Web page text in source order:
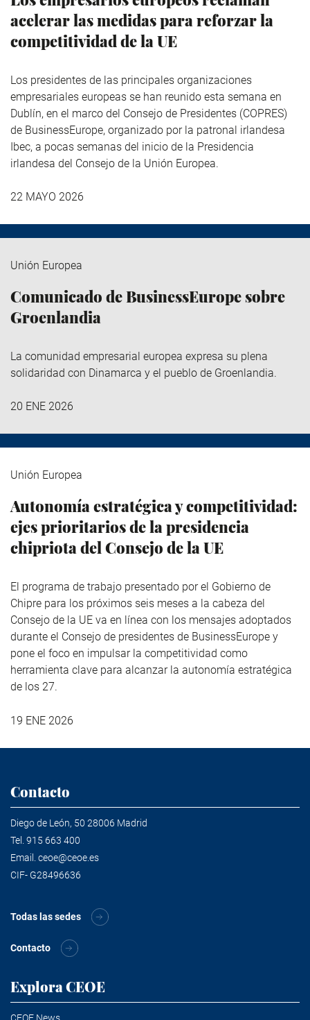
acelerar las medidas para reforzar la
competitividad de la UE
Los presidentes de las principales organizaciones
empresariales europeas se han reunido esta semana en
Dublín, en el marco del Consejo de Presidentes (COPRES)
de BusinessEurope, organizado por la patronal irlandesa
Ibec, a pocas semanas del inicio de la Presidencia
irlandesa del Consejo de la Unión Europea.
22 MAYO 2026
Unión Europea
Comunicado de BusinessEurope sobre
Groenlandia
La comunidad empresarial europea expresa su plena
solidaridad con Dinamarca y el pueblo de Groenlandia.
20 ENE 2026
Unión Europea
Autonomía estratégica y competitividad:
ejes prioritarios de la presidencia
chipriota del Consejo de la UE
El programa de trabajo presentado por el Gobierno de
Chipre para los próximos seis meses a la cabeza del
Consejo de la UE va en línea con los mensajes adoptados
durante el Consejo de presidentes de BusinessEurope y
pone el foco en impulsar la competitividad como
herramienta clave para alcanzar la autonomía estratégica
de los 27.
19 ENE 2026
Contacto
Diego de León, 50 28006 Madrid
Tel. 915 663 400
Email. ceoe@ceoe.es
CIF- G28496636
Todas las sedes
Contacto
Explora CEOE
CEOE News